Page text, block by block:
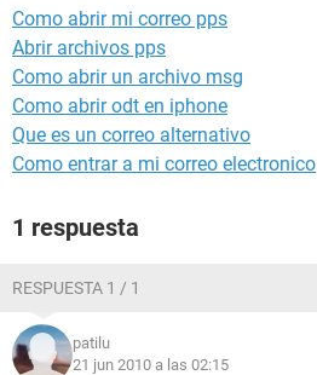
Como abrir mi correo pps
Abrir archivos pps
Como abrir un archivo msg
Como abrir odt en iphone
Que es un correo alternativo
Como entrar a mi correo electronico
1 respuesta
RESPUESTA 1 / 1
patilu
21 jun 2010 a las 02:15